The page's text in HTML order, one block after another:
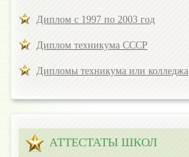
Диплом с 1997 по 2003 год
Диплом техникума СССР
Дипломы техникума или колледжа
АТТЕСТАТЫ ШКОЛ